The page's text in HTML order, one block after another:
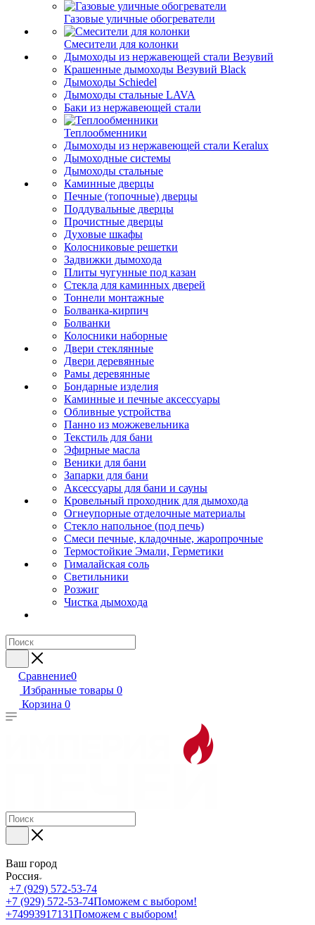
Газовые уличные обогреватели
Смесители для колонки
Дымоходы из нержавеющей стали Везувий
Крашенные дымоходы Везувий Black
Дымоходы Schiedel
Дымоходы стальные LAVA
Баки из нержавеющей стали
Теплообменники
Дымоходы из нержавеющей стали Keralux
Дымоходные системы
Дымоходы стальные
Каминные дверцы
Печные (топочные) дверцы
Поддувальные дверцы
Прочистные дверцы
Духовые шкафы
Колосниковые решетки
Задвижки дымохода
Плиты чугунные под казан
Стекла для каминных дверей
Тоннели монтажные
Болванка-кирпич
Болванки
Колосники наборные
Двери стеклянные
Двери деревянные
Рамы деревянные
Бондарные изделия
Каминные и печные аксессуары
Обливные устройства
Панно из можжевельника
Текстиль для бани
Эфирные масла
Веники для бани
Запарки для бани
Аксессуары для бани и сауны
Кровельный проходник для дымохода
Огнеупорные отделочные материалы
Стекло напольное (под печь)
Смеси печные, кладочные, жаропрочные
Термостойкие Эмали, Герметики
Гималайская соль
Светильники
Розжиг
Чистка дымохода
Сравнение0
Избранные товары 0
Корзина 0
Ваш город
Россия
+7 (929) 572-53-74
+7 (929) 572-53-74Поможем с выбором!
+74993917131Поможем с выбором!